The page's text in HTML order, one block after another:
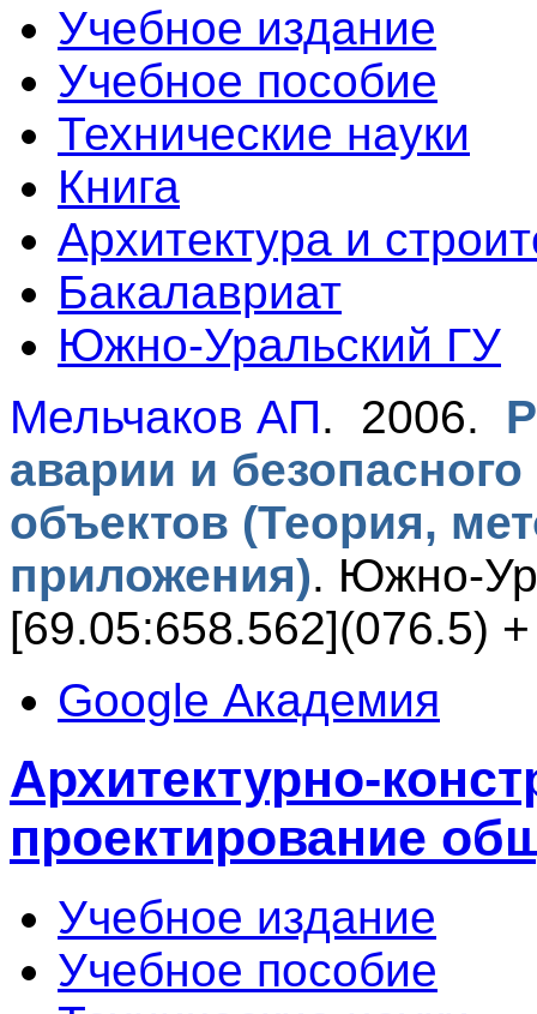
Учебное издание
Учебное пособие
Технические науки
Книга
Архитектура и
Бакалавриат
Южно-Уральский ГУ
Мельчаков АП. 2006.
аварии и
объектов (Теория,
приложения). Южно-
[69.05:658.562](076.5)
Google Академия
Архитектурно-
проектирование
Учебное издание
Учебное пособие